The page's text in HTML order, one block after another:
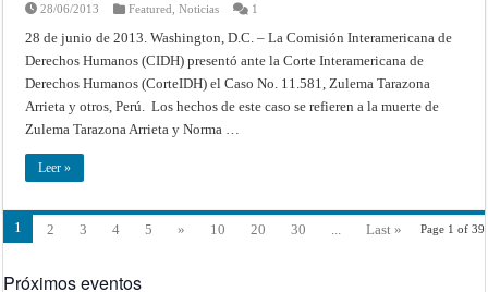
28/06/2013 Featured ,Noticias 1
28 de junio de 2013. Washington, D.C. – La Comisión Interamericana de
Derechos Humanos (CIDH) presentó ante la Corte Interamericana de
Derechos Humanos (CorteIDH) el Caso No. 11.581, Zulema Tarazona
Arrieta y otros, Perú. Los hechos de este caso se refieren a la muerte de
Zulema Tarazona Arrieta y Norma …
Leer »
Page 1 of 39
1 2 3 4 5 » 10 20 30 Last »
Próximos eventos